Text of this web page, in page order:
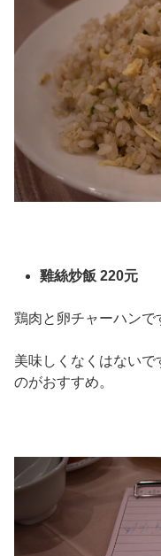
雞絲炒飯 220元
鶏肉と卵チャーハンで
美味しくなくはない
のがおすすめ。